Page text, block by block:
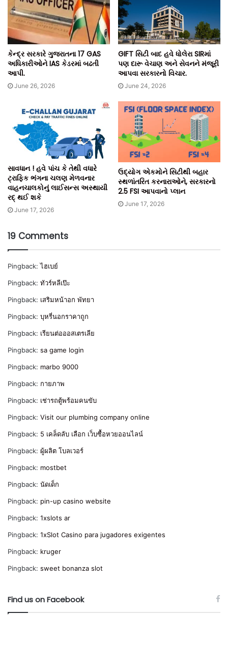
કેન્દ્ર સરકારે ગુજરાતના 17 GAS
અધિકારીઓને IAS કેડરમાં બઢતી
આપી.
June 26, 2026
GIFT સિટી બાદ હવે ધોલેરા SIRમાં
પણ દારૂ વેચાણ અને સેવનને મંજૂરી
આપવા સરકારનો વિચાર.
June 24, 2026
સાવધાન ! હવે પાંચ કે તેથી વધારે
ટ્રાફિક ભંગના ચલણ મેળવનાર
વાહનચાલકોનું લાઈસન્સ અસ્થાયી
રદ્ થઈ શકે
June 17, 2026
ઉદ્યોગ એકમોને સિટીથી બહાર
સ્થળાંતરિત કરનારાઓને, સરકારનો
2.5 FSI આપવાનો પ્લાન
June 17, 2026
19 Comments
Pingback:ไฮเบย์
Pingback: ทัวร์หลีเป๊ะ
Pingback: เสริมหน้าอก พัทยา
Pingback: บุหรี่นอกราคาถูก
Pingback: เรียนต่อออสเตรเลีย
Pingback: sa game login
Pingback: marbo 9000
Pingback: กายภาพ
Pingback: เช่ารถตู้พร้อมคนขับ
Pingback: Visit our plumbing company online
Pingback: 5 เคล็ดลับ เลือก เว็บซื้อหวยออนไลน์
Pingback: ผู้ผลิต โบลเวอร์
Pingback: mostbet
Pingback: นัดเด็ก
Pingback: pin-up casino website
Pingback: 1xslots ar
Pingback: 1xSlot Casino para jugadores exigentes
Pingback: kruger
Pingback: sweet bonanza slot
Find us on Facebook